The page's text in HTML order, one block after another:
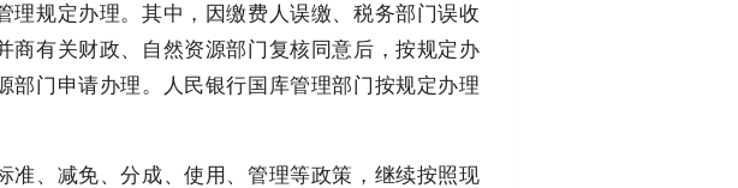
规定办理。其中，因缴费人误缴、税务部门误收
商有关财政、自然资源部门复核同意后，按规定办
门申请办理。人民银行国库管理部门按规定办理
、减免、分成、使用、管理等政策，继续按照现